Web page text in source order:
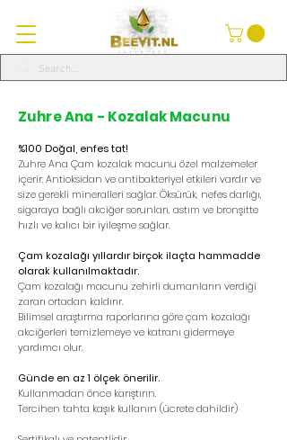
Zuhre Ana - Kozalak Macunu
%100 Doğal, enfes tat!
Zuhre Ana Çam kozalak macunu özel malzemeler
içerir. Antioksidan ve antibakteriyel etkileri vardır ve
size gerekli mineralleri sağlar. Öksürük, nefes darlığı,
sigaraya bağlı akciğer sorunları, astım ve bronşitte
hızlı ve kalıcı bir iyileşme sağlar.
Çam kozalağı yıllardır birçok ilaçta hammadde
olarak kullanılmaktadır.
Çam kozalağı macunu zehirli dumanların verdiği
zararı ortadan kaldırır.
Bilimsel araştırma raporlarına göre çam kozalağı
akciğerleri temizlemeye ve katranı gidermeye
yardımcı olur.
Günde en az 1 ölçek önerilir.
Kullanmadan önce karıştırın.
Tercihen tahta kaşık kullanın (ücrete dahildir)